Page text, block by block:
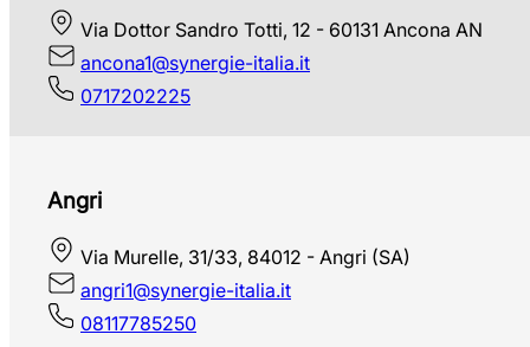
Via Dottor Sandro Totti, 12 - 60131 Ancona AN
ancona1@synergie-italia.it
0717202225
Angri
Via Murelle, 31/33, 84012 - Angri (SA)
angri1@synergie-italia.it
08117785250